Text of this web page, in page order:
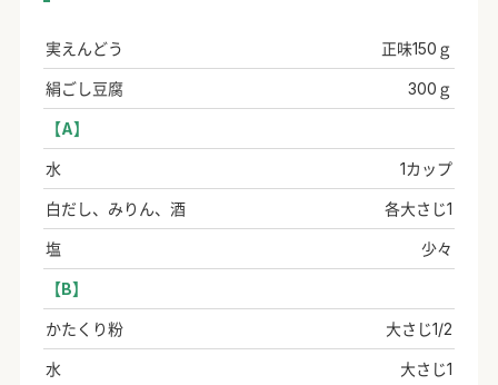
実えんどう 正味150ｇ
絹ごし豆腐 300ｇ
【A】
水 1カップ
白だし、みりん、酒 各大さじ1
塩 少々
【B】
かたくり粉 大さじ1/2
水 大さじ1